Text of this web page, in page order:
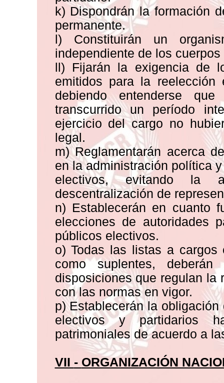
k) Dispondrán la formación
permanente.
l) Constituirán un
independiente de los
ll) Fijarán la exigencia de
emitidos para la
debiendo entenderse
transcurrido un período
ejercicio del cargo no
legal.
m) Reglamentarán acerca
en la administración política
electivos, evitando la
descentralización de
n) Establecerán en cuanto
elecciones de autoridades
públicos electivos.
o) Todas las listas a cargos
como suplentes,
disposiciones que regulan la
con las normas en vigor.
p) Establecerán la
electivos y partidarios
patrimoniales de acuerdo a
VII - ORGANIZACIÓN